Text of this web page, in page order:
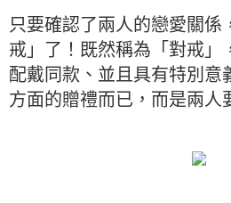
只要確認了兩人的戀愛關係
戒」了！既然稱為「對戒」
配戴同款、並且具有特別意
方面的贈禮而已，而是兩人